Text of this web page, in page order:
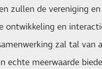
zullen de vereniging en
ontwikkeling en
zal tal van
echte meerwaarde